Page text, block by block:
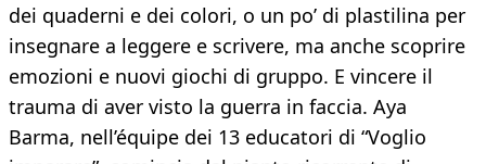
dei quaderni e dei colori, o un po’ di plastilina per
insegnare a leggere e scrivere, ma anche scoprire
emozioni e nuovi giochi di gruppo. E vincere il
trauma di aver visto la guerra in faccia. Aya
Barma, nell’équipe dei 13 educatori di “Voglio